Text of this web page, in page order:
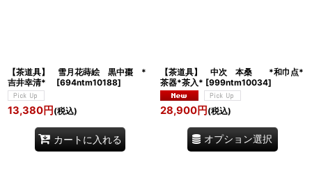
【茶道具】 雪月花蒔絵 黒中棗 *
吉井幸清*
[694ntm10188]
13,380円 (税込)
カートに入れる
【茶道具】 中次 本桑 *和巾点*
茶器*茶入* [999ntm10034]
28,900円 (税込)
オプション選択